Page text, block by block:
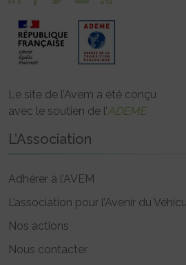
Le site de l’Avem a été conçu
avec le soutien de l’ADEME
L’Association
Adhérer à l’AVEM
L’association pour l’Avenir du
Nos actions
Nous contacter